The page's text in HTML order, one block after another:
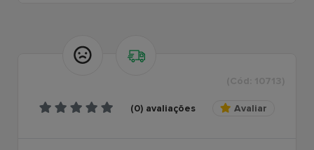
(0) avaliações Avaliar